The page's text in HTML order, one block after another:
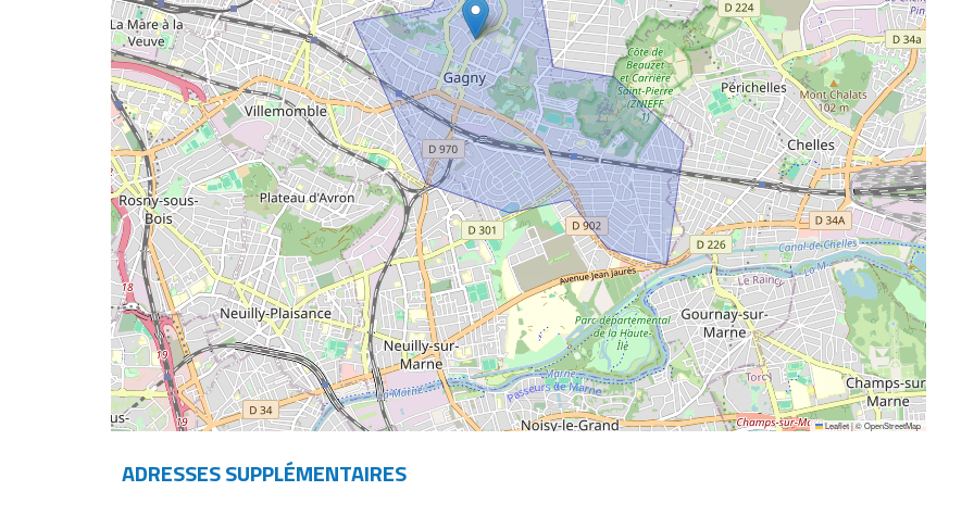
Leaflet|©OpenStreetMap
ADRESSES SUPPLÉMENTAIRES